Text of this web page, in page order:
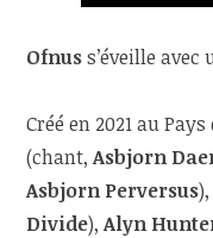
Ofnuss’éveille
Créé en 2021 au
(chant,Asbjorn
Asbjorn Perversus
Divide),Alyn